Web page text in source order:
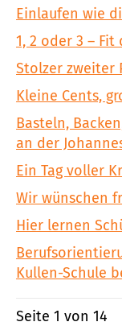
Einlaufen wie
1, 2 oder 3 – Fit
Stolzer zweiter
Kleine Cents,
Basteln,
an der
Ein Tag voller
Wir wünschen
Hier lernen
Kullen-Schule
Seite 1 von 14